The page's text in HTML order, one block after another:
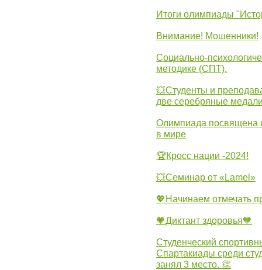
Итоги олимпиады
Внимание! Мошенники!
Социально-
методике (СПТ).
💥Студенты и
две серебряные
Олимпиада посвящена
в мире
🏆Кросс нации -2024!
💥Семинар от «Lamel»
💖Начинаем отмечать
🧡Диктант здоровья🧡
Студенческий
Спартакиады среди
занял 3 место. 👏